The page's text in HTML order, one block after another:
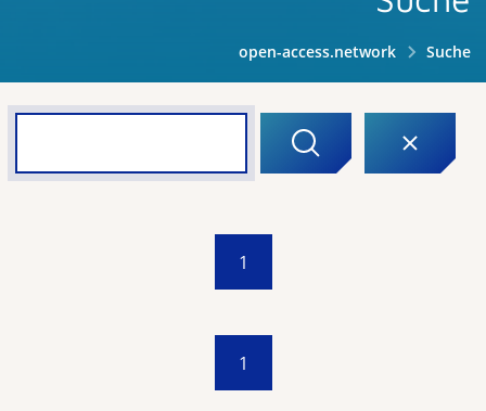
open-access.network Suche
1
1